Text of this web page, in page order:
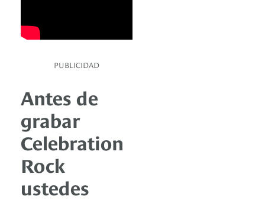
PUBLICIDAD
Antes de
grabar
Celebration
Rock
ustedes